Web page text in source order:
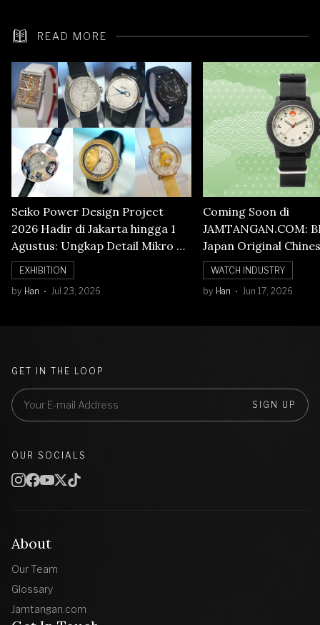
READ MORE
Seiko Power Design Project
2026 Hadir di Jakarta hingga 1
Agustus: Ungkap Detail Mikro di
Balik Seni Watchmaking
EXHIBITION
by Han Jul 23, 2026
Coming Soon di
JAMTANGAN.COM:
Japan Original
Numerals Watch
WATCH INDUSTRY
by Han Jun 17, 2026
About
Our Team
Glossary
Jamtangan.com
GET IN THE LOOP
SIGN UP
OUR SOCIALS